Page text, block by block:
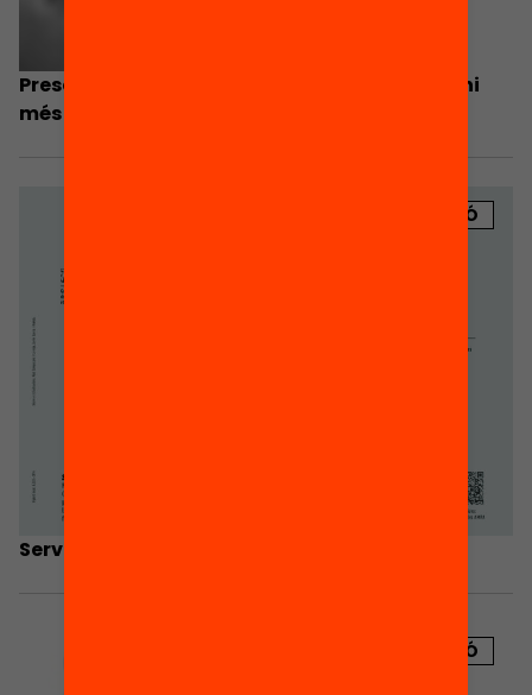
Presentació: Les famílies hi som i volem ser-hi
més
PUBLICACIÓ
Serveis que ofereixen les l’AMPA
PUBLICACIÓ